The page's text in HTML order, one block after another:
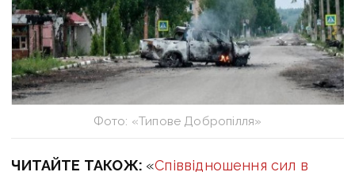
Фото: «Типове Добропілля»
ЧИТАЙТЕ ТАКОЖ: «Співвідношення сил в